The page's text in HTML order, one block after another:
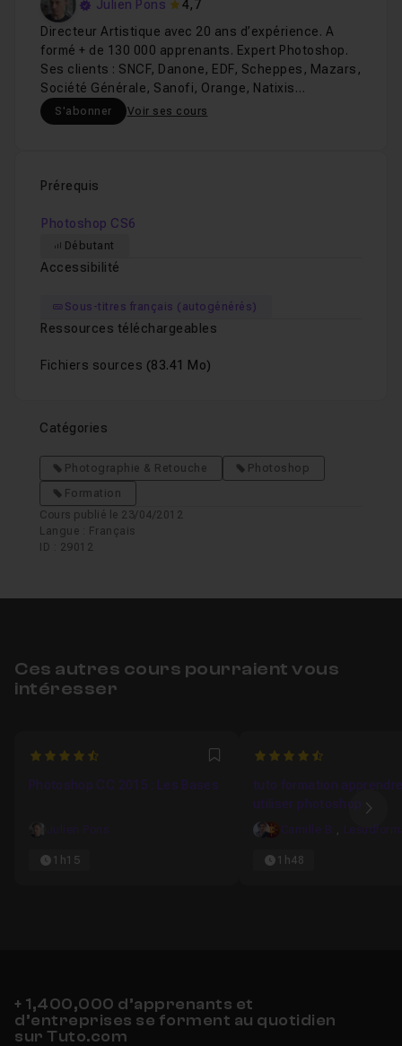
Julien Pons
4,7
Directeur Artistique avec 20 ans d’expérience. A
formé + de 130 000 apprenants. Expert Photoshop.
Ses clients : SNCF, Danone, EDF, Scheppes, Mazars,
Société Générale, Sanofi, Orange, Natixis…
S'abonner Voir ses cours
Prérequis
Photoshop CS6
Débutant
Accessibilité
Sous-titres français (autogénérés)
Ressources téléchargeables
Fichiers sources (83.41 Mo)
Catégories
Photographie & Retouche
Photoshop
Formation
Cours publié le 23/04/2012
Langue : Français
ID : 29012
Ces autres cours pourraient vous
intéresser
4.6 Favori
Photoshop CC 2015 : Les Bases
Julien Pons
1h15
4.6818181818182
tuto formation
utiliser photoshop
Camille B. ,
1h48
+ 1,400,000 d’apprenants et
d’entreprises se forment au quotidien
sur Tuto.com